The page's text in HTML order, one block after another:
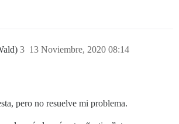
13 Noviembre, 2020 08:14
3
pero no resuelve mi problema.